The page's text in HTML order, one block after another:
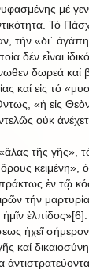
μέ
Τό
τήν «δι᾿
δέν εἶναι
δωρεά καί
καί εἰς τό
«ἡ εἰς
οὐκ
τῆς γῆς»,
κειμένη»,
ἐν τῷ
τήν
ἡμῖν
ἠχεῖ
καί